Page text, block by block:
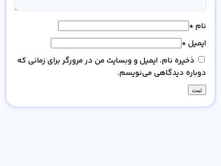
نام *
ایمیل *
ذخیره نام، ایمیل و وبسایت من در مرورگر برای زمانی که
دوباره دیدگاهی می‌نویسم.